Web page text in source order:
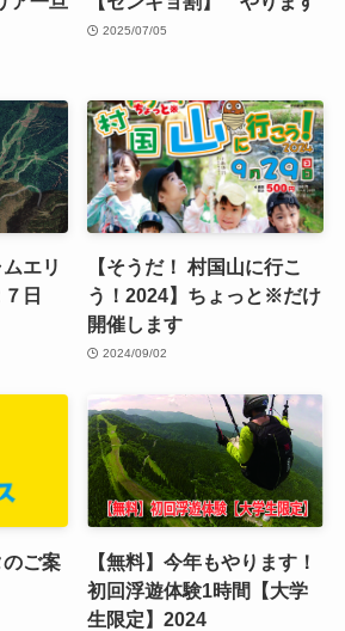
2025/07/05
エリ
日
【そうだ！ 村国山に行こ
う！2024】ちょっと※だけ
開催します
2024/09/02
ご案
【無料】今年もやります！
初回浮遊体験1時間【大学
生限定】2024